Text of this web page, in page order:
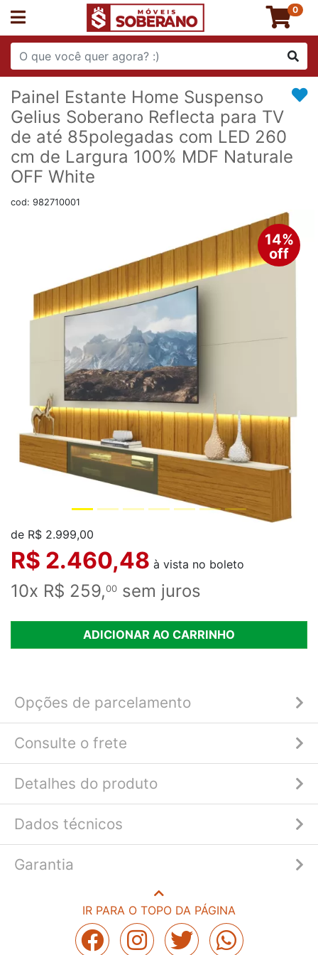
0
Painel Estante Home Suspenso
Gelius Soberano Reflecta para TV
de até 85polegadas com LED 260
cm de Largura 100% MDF Naturale
OFF White
cod: 982710001
14%
off
de R$ 2.999,00
R$ 2.460,48 à vista no boleto
10x R$ 259,00 sem juros
ADICIONAR AO CARRINHO
Opções de parcelamento
Consulte o frete
Detalhes do produto
Dados técnicos
Garantia
IR PARA O TOPO DA PÁGINA